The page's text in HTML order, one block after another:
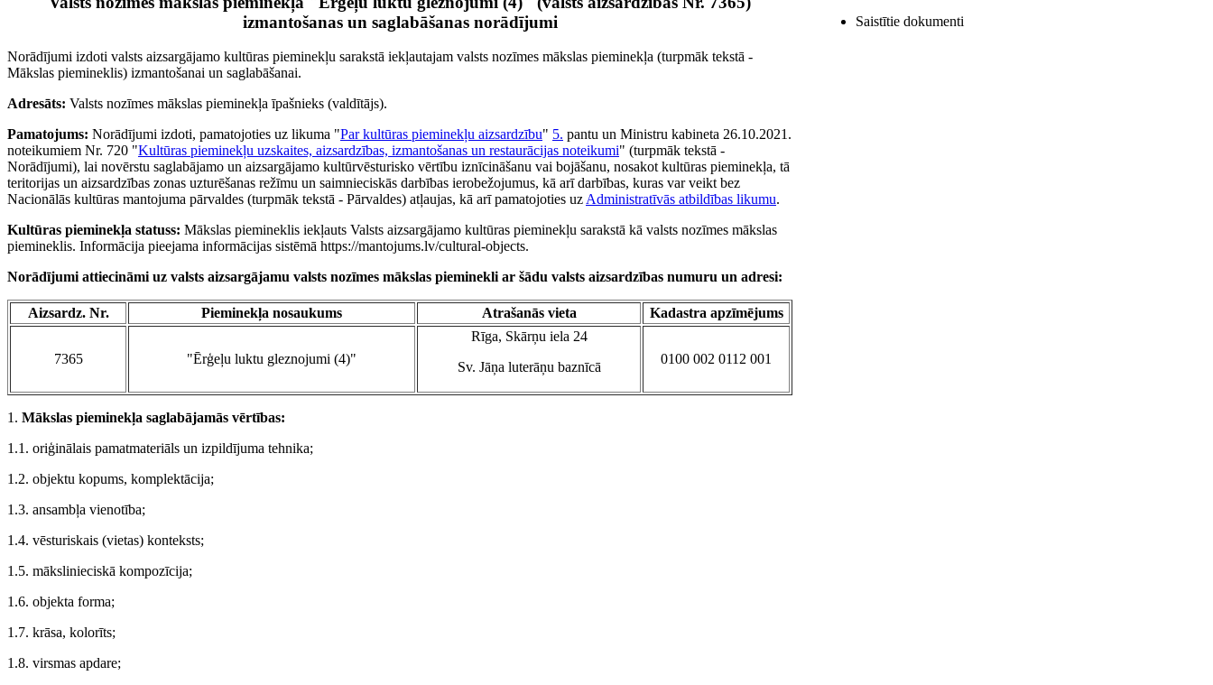
izmantošanas un saglabāšanas norādījumi
Norādījumi izdoti valsts aizsargājamo kultūras pieminekļu sarakstā iekļautajam valsts nozīmes mākslas pieminekļa (turpmāk tekstā -
Mākslas piemineklis) izmantošanai un saglabāšanai.
Adresāts: Valsts nozīmes mākslas pieminekļa īpašnieks (valdītājs).
Pamatojums: Norādījumi izdoti, pamatojoties uz likuma "Par kultūras pieminekļu aizsardzību" 5. pantu un Ministru kabineta 26.10.2021.
noteikumiem Nr. 720 "Kultūras pieminekļu uzskaites, aizsardzības, izmantošanas un restaurācijas noteikumi" (turpmāk tekstā -
Norādījumi), lai novērstu saglabājamo un aizsargājamo kultūrvēsturisko vērtību iznīcināšanu vai bojāšanu, nosakot kultūras pieminekļa, tā
teritorijas un aizsardzības zonas uzturēšanas režīmu un saimnieciskās darbības ierobežojumus, kā arī darbības, kuras var veikt bez
Nacionālās kultūras mantojuma pārvaldes (turpmāk tekstā - Pārvaldes) atļaujas, kā arī pamatojoties uzAdministratīvās atbildības likumu.
Kultūras pieminekļa statuss: Mākslas piemineklis iekļauts Valsts aizsargājamo kultūras pieminekļu sarakstā kā valsts nozīmes mākslas
piemineklis. Informācija pieejama informācijas sistēmā https://mantojums.lv/cultural-objects.
Norādījumi attiecināmi uz valsts aizsargājamu valsts nozīmes mākslas pieminekli ar šādu valsts aizsardzības numuru un adresi:
Aizsardz. Nr. Pieminekļa nosaukums Atrašanās vieta Kadastra apzīmējums
7365 "Ērģeļu luktu gleznojumi (4)"
Rīga, Skārņu iela 24
Sv. Jāņa luterāņu baznīcā
0100 002 0112 001
1. Mākslas pieminekļa saglabājamās vērtības:
1.1. oriģinālais pamatmateriāls un izpildījuma tehnika;
1.2. objektu kopums, komplektācija;
1.3. ansambļa vienotība;
1.4. vēsturiskais (vietas) konteksts;
1.5. mākslinieciskā kompozīcija;
1.6. objekta forma;
1.7. krāsa, kolorīts;
1.8. virsmas apdare;
Saistītie dokumenti